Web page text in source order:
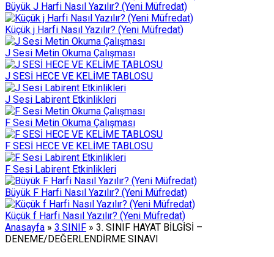
Büyük J Harfi Nasıl Yazılır? (Yeni Müfredat)
Küçük j Harfi Nasıl Yazılır? (Yeni Müfredat)
J Sesi Metin Okuma Çalışması
J SESİ HECE VE KELİME TABLOSU
J Sesi Labirent Etkinlikleri
F Sesi Metin Okuma Çalışması
F SESİ HECE VE KELİME TABLOSU
F Sesi Labirent Etkinlikleri
Büyük F Harfi Nasıl Yazılır? (Yeni Müfredat)
Küçük f Harfi Nasıl Yazılır? (Yeni Müfredat)
Anasayfa » 3.SINIF » 3. SINIF HAYAT BİLGİSİ –
DENEME/DEĞERLENDİRME SINAVI